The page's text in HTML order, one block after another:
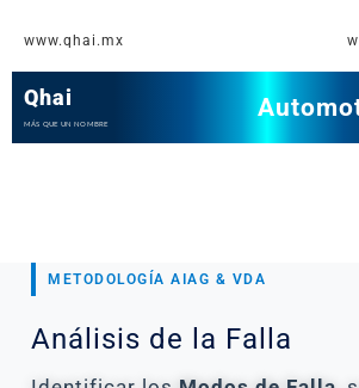
contenido
www.qhai.mx
Qhai
MÁS QUE UN NOMBRE
METODOLOGÍA AIAG & VDA
Análisis de la Falla